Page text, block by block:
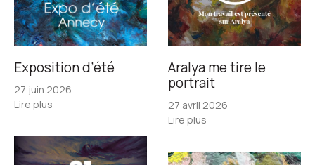
Exposition d’été
27 juin 2026
Lire plus
Aralya me tire le
portrait
27 avril 2026
Lire plus